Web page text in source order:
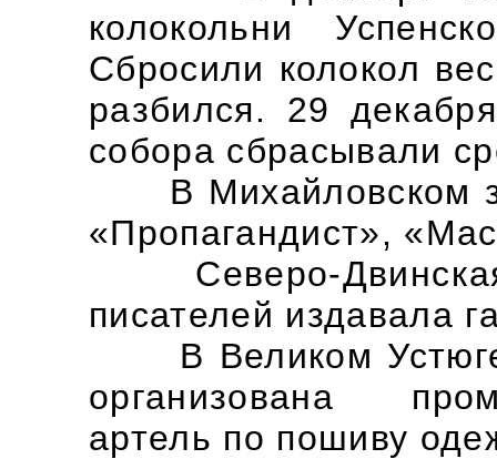
колокольни
Сбросили колокол
разбился. 29
собора сбрасывали
В Михайловском
«Пропагандист»,
Северо-Двинская
писателей издавала
В Великом Устюге
организована
артель по пошиву